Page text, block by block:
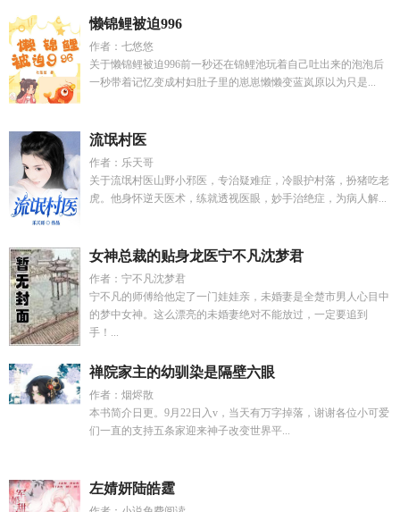
懒锦鲤被迫996
作者：七悠悠
关于懒锦鲤被迫996前一秒还在锦鲤池玩着自己吐出来的泡泡后
一秒带着记忆变成村妇肚子里的崽崽懒懒变蓝岚原以为只是...
流氓村医
作者：乐天哥
关于流氓村医山野小邪医，专治疑难症，冷眼护村落，扮猪吃老
虎。他身怀逆天医术，练就透视医眼，妙手治绝症，为病人解...
女神总裁的贴身龙医宁不凡沈梦君
作者：宁不凡沈梦君
宁不凡的师傅给他定了一门娃娃亲，未婚妻是全楚市男人心目中
的梦中女神。这么漂亮的未婚妻绝对不能放过，一定要追到
手！...
禅院家主的幼驯染是隔壁六眼
作者：烟烬散
本书简介日更。9月22日入v，当天有万字掉落，谢谢各位小可爱
们一直的支持五条家迎来神子改变世界平...
左婧妍陆皓霆